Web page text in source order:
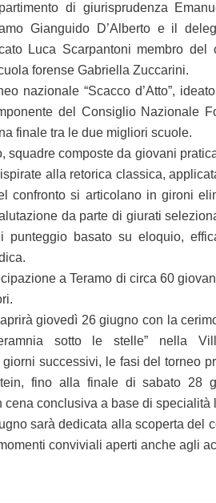
di giurisprudenza
Gianguido D’Alberto e il
Luca Scarpantoni membro
forense Gabriella Zuccarini.
nazionale “Scacco d’Atto”,
del Consiglio Nazionale
finale tra le due migliori scuole.
squadre composte da giovani
alla retorica classica,
confronto si articolano in gironi
da parte di giurati
punteggio basato su eloquio,
a Teramo di circa 60
aprirà giovedì 26 giugno con la
sotto le stelle” nella
successivi, le fasi del torneo
fino alla finale di sabato 28
cena conclusiva a base di specialità
sarà dedicata alla scoperta del
conviviali aperti anche agli